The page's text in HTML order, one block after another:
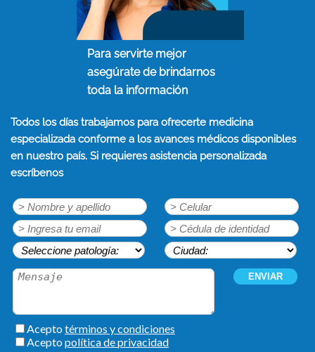
Para servirte mejor
asegúrate de brindarnos
toda la información
Todos los días trabajamos para ofrecerte medicina
especializada conforme a los avances médicos disponibles
en nuestro país. Si requieres asistencia personalizada
escríbenos